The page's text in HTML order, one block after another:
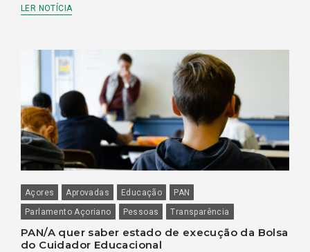
LER NOTÍCIA
Açores Aprovadas Educação
PAN
Parlamento Açoriano
Pessoas Transparência
PAN/A quer saber estado de execução da Bolsa
do Cuidador Educacional